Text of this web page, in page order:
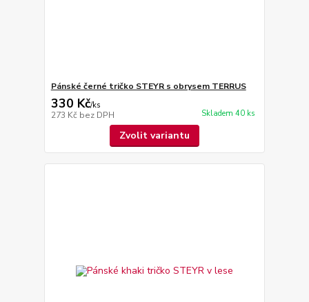
Pánské černé tričko STEYR s obrysem TERRUS
330 Kč/ks
273 Kč bez DPH Skladem 40 ks
Zvolit variantu